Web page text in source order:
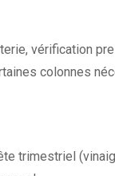
vérification
colonnes
trimestriel